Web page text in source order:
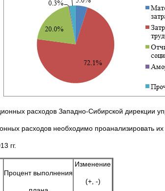
расходов Западно-Сибирской дирекции
расходов необходимо проанализировать
гг.
Процент выполнения
Изменение
(+, -)